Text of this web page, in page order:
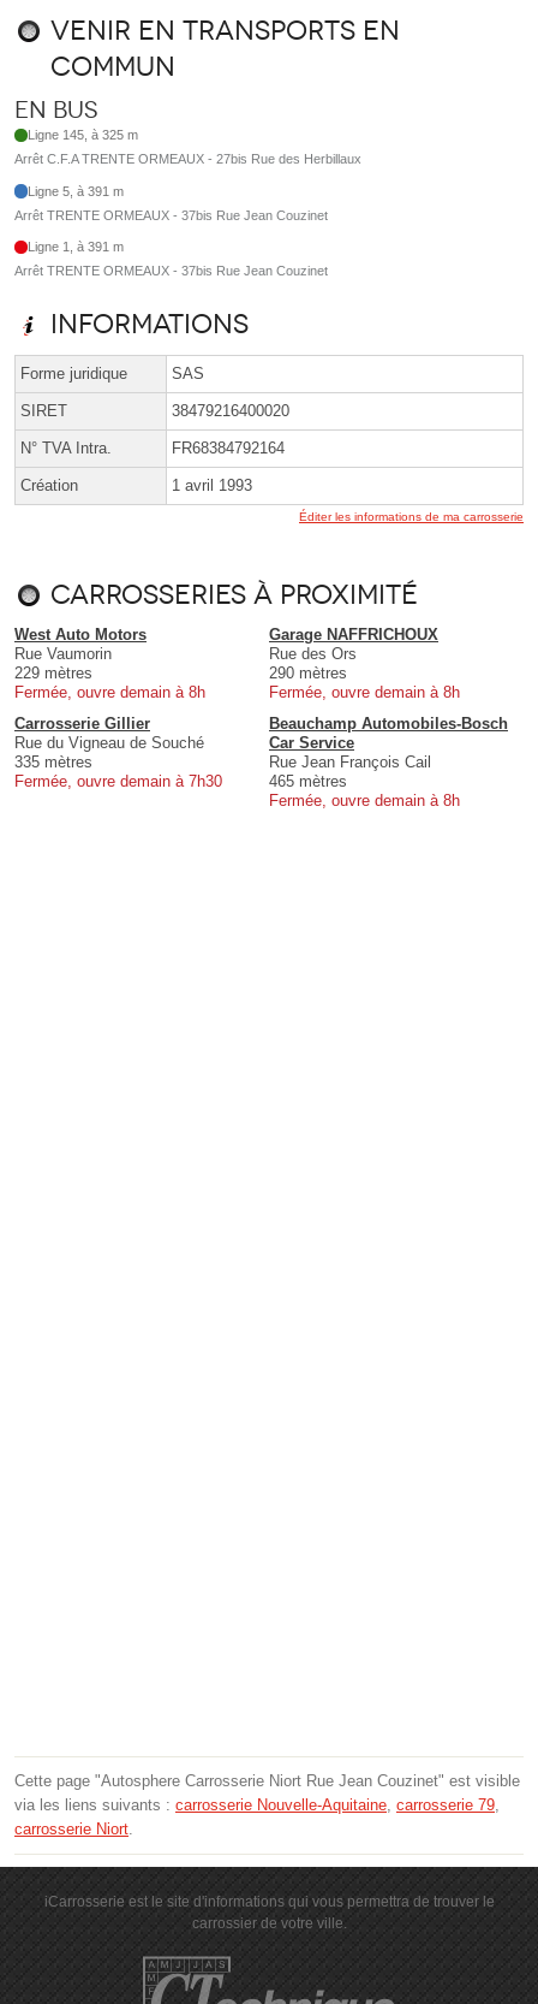
Venir en transports en
commun
En bus
Ligne 145, à 325 m
Arrêt C.F.A TRENTE ORMEAUX - 27bis Rue des Herbillaux
Ligne 5, à 391 m
Arrêt TRENTE ORMEAUX - 37bis Rue Jean Couzinet
Ligne 1, à 391 m
Arrêt TRENTE ORMEAUX - 37bis Rue Jean Couzinet
Informations
Forme juridique SAS
SIRET 38479216400020
N° TVA Intra. FR68384792164
Création 1 avril 1993
Éditer les informations de ma carrosserie
Carrosseries à proximité
West Auto Motors
Rue Vaumorin
229 mètres
Fermée, ouvre demain à 8h
Garage NAFFRICHOUX
Rue des Ors
290 mètres
Fermée, ouvre demain à 8h
Carrosserie Gillier
Rue du Vigneau de Souché
335 mètres
Fermée, ouvre demain à 7h30
Beauchamp Automobiles-Bosch
Car Service
Rue Jean François Cail
465 mètres
Fermée, ouvre demain à 8h
Cette page "Autosphere Carrosserie Niort Rue Jean Couzinet" est visible
via les liens suivants : carrosserie Nouvelle-Aquitaine, carrosserie 79,
carrosserie Niort.
iCarrosserie est le site d'informations qui vous permettra de trouver le
carrossier de votre ville.